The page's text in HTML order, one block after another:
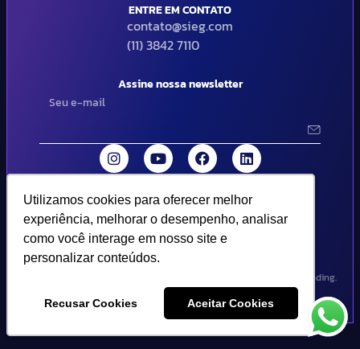
Utilizamos cookies para oferecer melhor
experiência, melhorar o desempenho, analisar
como você interage em nosso site e
personalizar conteúdos.
Recusar Cookies Aceitar Cookies
Utilizamos cookies para oferecer melhor
experiência, melhorar o desempenho, analisar
como você interage em nosso site e
personalizar conteúdos.
Recusar Cookies Aceitar Cookies
ENTRE EM CONTATO
contato@sieg.com
(11) 3842 7110
Assine nossa newsletter
© 2024 SIEG Soluções Fiscais Estratégicas. Todos os direitos
reservados | Termos de uso e política de privacidade..
Design por Empória Branding.